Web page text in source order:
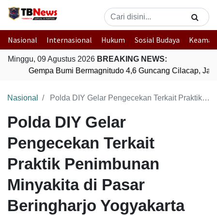
Nasional Internasional Hukum Sosial Budaya
Minggu, 09 Agustus 2026 BREAKING NEWS:
Gempa Bumi Bermagnitudo 4,6 Guncang Cilacap,
Nasional Polda DIY Gelar Pengecekan Terkait Praktik Penimbunan Minyakita di Pasar Beringharjo Yogyakarta
Polda DIY Gelar
Pengecekan Terkait
Praktik Penimbunan
Minyakita di Pasar
Beringharjo Yogyakarta